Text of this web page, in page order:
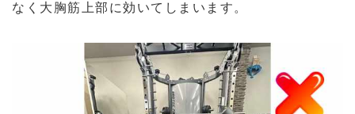
なく大胸筋上部に効いてしまいます。